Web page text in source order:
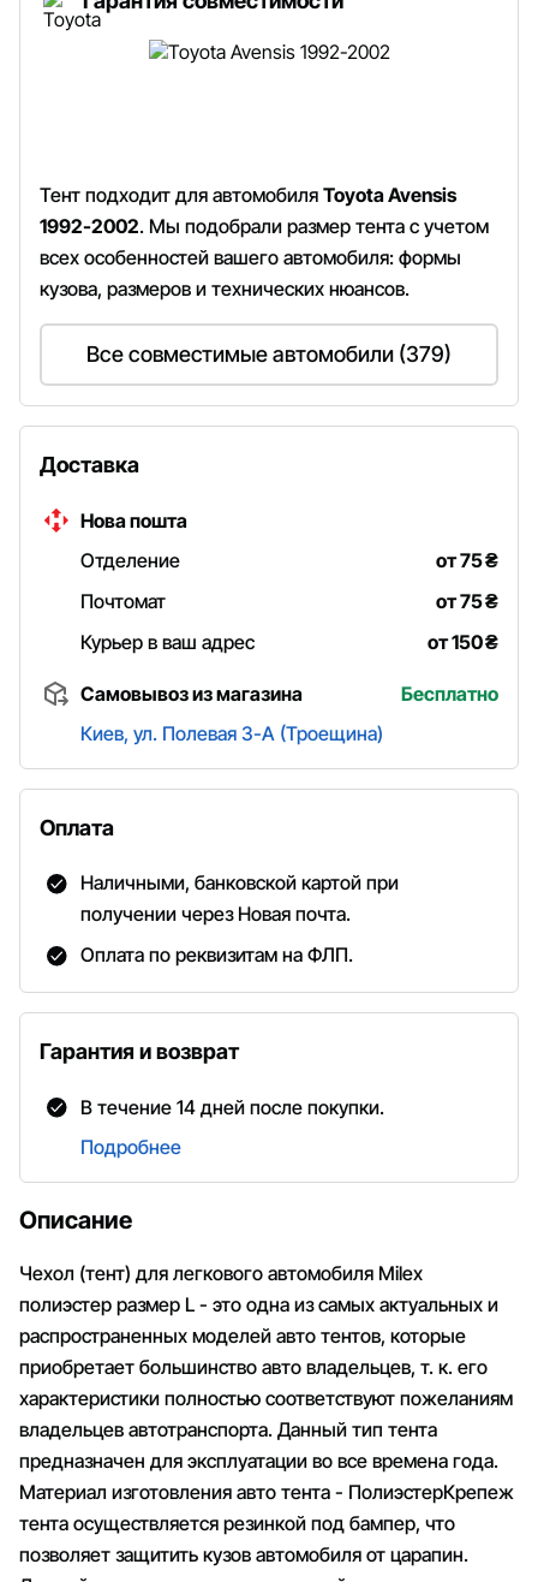
Описание
Чехол (тент) для легкового автомобиля Milex
полиэстер размер L - это одна из самых актуальных и
распространенных моделей авто тентов, которые
приобретает большинство авто владельцев, т. к. его
характеристики полностью соответствуют пожеланиям
владельцев автотранспорта. Данный тип тента
предназначен для эксплуатации во все времена года.
Материал изготовления авто тента - ПолиэстерКрепеж
тента осуществляется резинкой под бампер, что
позволяет защитить кузов автомобиля от царапин.
Тент подходит для автомобиля Toyota Avensis
1992-2002. Мы подобрали размер тента с учетом
всех особенностей вашего автомобиля: формы
кузова, размеров и технических нюансов.
Все совместимые автомобили (379)
Доставка
Нова пошта
Отделение
от 75₴
Почтомат
от 75₴
Курьер в ваш адрес
от 150₴
Самовывоз из магазина
Бесплатно
Киев, ул. Полевая 3-А (Троещина)
Оплата
Наличными, банковской картой при
получении через Новая почта.
Оплата по реквизитам на ФЛП.
Гарантия и возврат
В течение 14 дней после покупки.
Подробнее